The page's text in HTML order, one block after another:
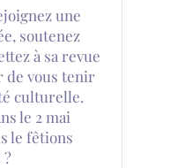
une
soutenez
à sa revue
de vous tenir
culturelle.
le 2 mai
le fêtions